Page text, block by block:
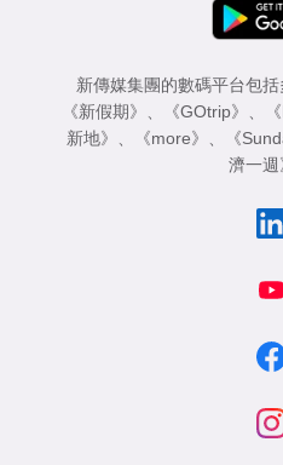
新傳媒集團的數碼平台包
《新假期》 、 《GOtrip》 、
新地》 、 《more》 、 《
濟一週